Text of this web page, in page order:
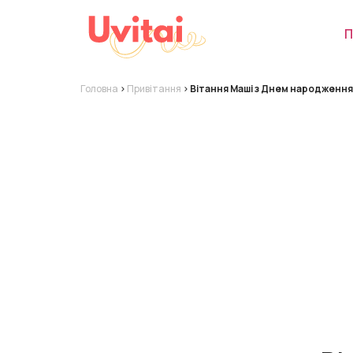
Головна > Привітання > Вітання Маші з Днем